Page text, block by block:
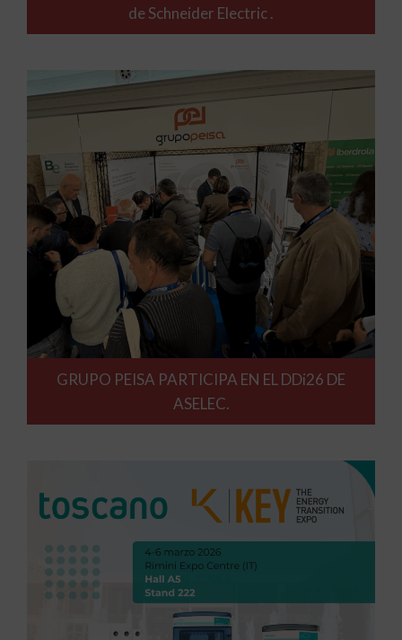
de Schneider Electric .
GRUPO PEISA PARTICIPA EN EL DDi26 DE
ASELEC.